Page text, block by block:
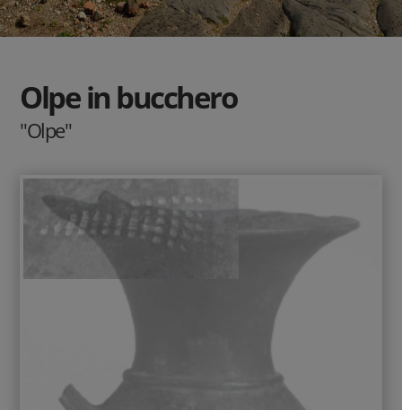
Olpe in bucchero
"Olpe"